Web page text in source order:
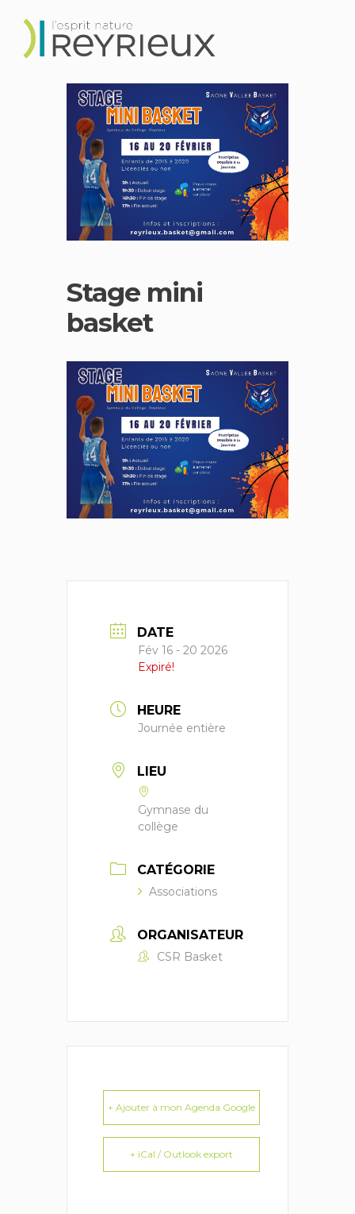
Stage mini
basket
DATE
Fév 16 - 20 2026
Expiré!
HEURE
Journée entière
LIEU
Gymnase du
collège
CATÉGORIE
Associations
ORGANISATEUR
CSR Basket
+ Ajouter à mon Agenda Google
+ iCal / Outlook export